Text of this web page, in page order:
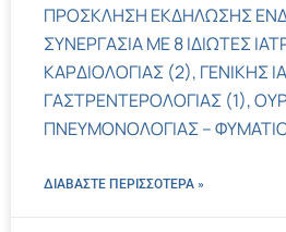
ΠΡΟΣΚΛΗΣΗ ΕΚΔΗΛΩΣΗΣ
ΣΥΝΕΡΓΑΣΙΑ ΜΕ 8 ΙΔΙΩΤΕΣ
ΚΑΡΔΙΟΛΟΓΙΑΣ (2), ΓΕΝΙΚΗΣ
ΓΑΣΤΡΕΝΤΕΡΟΛΟΓΙΑΣ (1),
ΠΝΕΥΜΟΝΟΛΟΓΙΑΣ –
ΔΙΑΒΑΣΤΕ ΠΕΡΙΣΣΌΤΕΡΑ »